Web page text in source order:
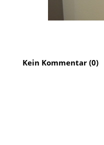
Kein Kommentar (0)